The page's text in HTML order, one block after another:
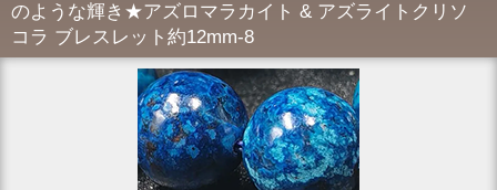
のような輝き★アズロマラカイト & アズライトクリソ
コラ ブレスレット約12mm-8